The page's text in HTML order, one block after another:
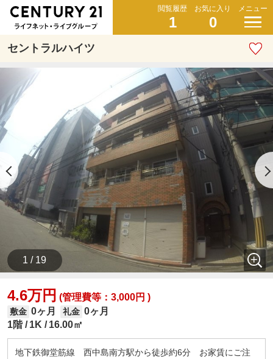
閲覧履歴
1
お気に入り
0
メニュー
セントラルハイツ
1 / 19
4.6万円 (管理費等：3,000円 )
敷金 0ヶ月 礼金 0ヶ月
1階
1K 16.00㎡
地下鉄御堂筋線 西中島南方駅から徒歩約6分 お家賃にご注